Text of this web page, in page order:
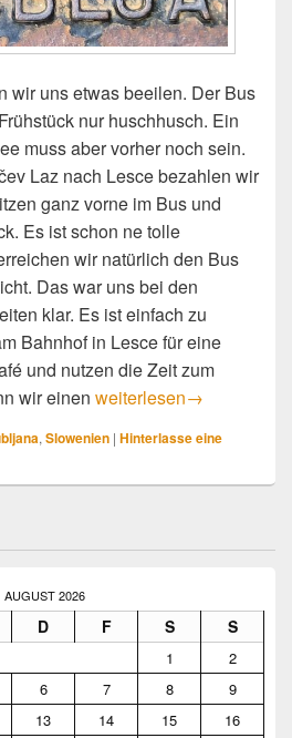
wir uns etwas beeilen. Der Bus
nur huschhusch. Ein
muss aber vorher noch sein.
Laz nach Lesce bezahlen wir
ganz vorne im Bus und
Es ist schon ne tolle
wir natürlich den Bus
Das war uns bei den
klar. Es ist einfach zu
Bahnhof in Lesce für eine
und nutzen die Zeit zum
wir einen Nach Ljubljana
weiterlesen→
, Slowenien | Hinterlasse eine
AUGUST 2026
D F S S
1
2
6 7 8
9
13 14 15
16